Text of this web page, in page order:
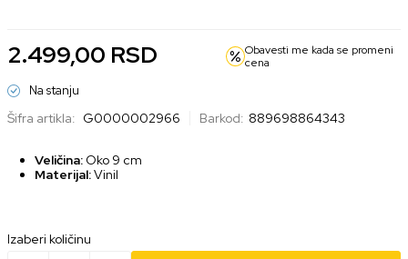
2.499,00 RSD
Obavesti me kada se promeni
cena
Na stanju
Šifra artikla: G0000002966 Barkod: 889698864343
Veličina: Oko 9 cm
Materijal:Vinil
Izaberi količinu